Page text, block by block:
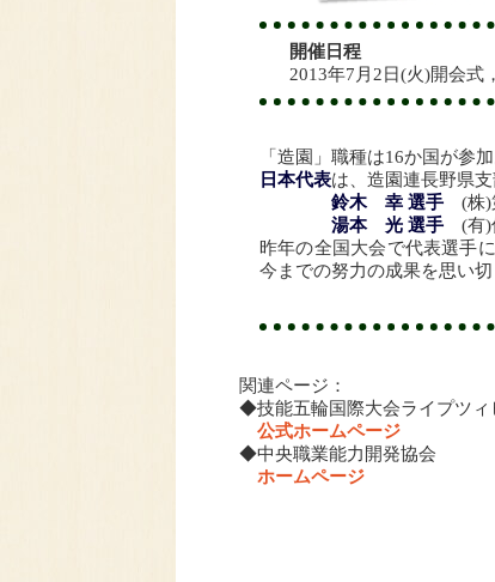
開催日程
2013年7月2日(火)開会式
「造園」職種は16か国が参加
日本代表は、造園連長野県支
鈴木 幸 選手
(株)
湯本 光 選手(有)
昨年の全国大会で代表選手
今までの努力の成果を思い
関連ページ：
◆技能五輪国際大会ライプツィ
公式ホームページ
◆中央職業能力開発協会
ホームページ